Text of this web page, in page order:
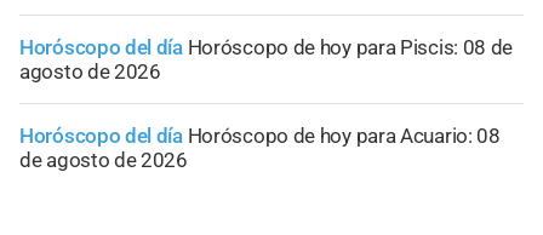
Horóscopo del día Horóscopo de hoy para Piscis: 08 de
agosto de 2026
Horóscopo del día Horóscopo de hoy para Acuario: 08
de agosto de 2026